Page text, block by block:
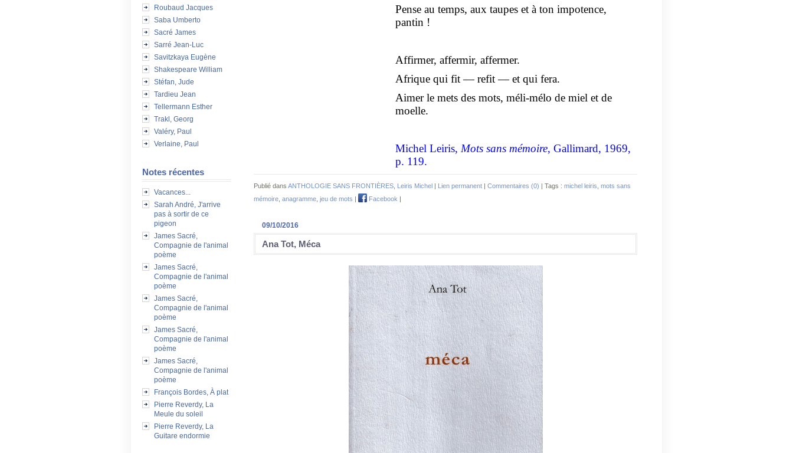
Roubaud Jacques
Saba Umberto
Sacré James
Sarré Jean-Luc
Savitzkaya Eugène
Shakespeare William
Stéfan, Jude
Tardieu Jean
Tellermann Esther
Trakl, Georg
Valéry, Paul
Verlaine, Paul
Notes récentes
Vacances...
Sarah André, J'arrive
pas à sortir de ce
pigeon
James Sacré,
Compagnie de l'animal
poème
James Sacré,
Compagnie de l'animal
poème
James Sacré,
Compagnie de l'animal
poème
James Sacré,
Compagnie de l'animal
poème
James Sacré,
Compagnie de l'animal
poème
François Bordes, À plat
Pierre Reverdy, La
Meule du soleil
Pierre Reverdy, La
Guitare endormie
Pense au temps, aux taupes et à ton impotence,
pantin !
Affirmer, affermir, affermer.
Afrique qui fit — refit — et qui fera.
Aimer le mets des mots, méli-mélo de miel et de
moelle.
Michel Leiris, Mots sans mémoire, Gallimard, 1969,
p. 119.
Publié dans ANTHOLOGIE SANS FRONTIÈRES Leiris Michel | Lien permanent | Commentaires (0) | Tags : michel leiris mots sans
mémoire anagramme jeu de mots | Facebook |
09/10/2016
Ana Tot, Méca